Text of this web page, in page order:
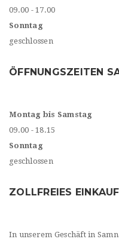
09.00 - 17.00
Sonntag
geschlossen
ÖFFNUNGSZEITEN
Montag bis Samstag
09.00 - 18.15
Sonntag
geschlossen
ZOLLFREIES
In unserem Geschäft in